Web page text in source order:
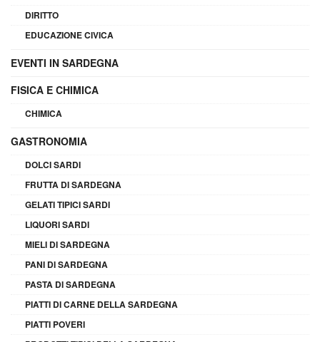
DIRITTO
EDUCAZIONE CIVICA
EVENTI IN SARDEGNA
FISICA E CHIMICA
CHIMICA
GASTRONOMIA
DOLCI SARDI
FRUTTA DI SARDEGNA
GELATI TIPICI SARDI
LIQUORI SARDI
MIELI DI SARDEGNA
PANI DI SARDEGNA
PASTA DI SARDEGNA
PIATTI DI CARNE DELLA SARDEGNA
PIATTI POVERI